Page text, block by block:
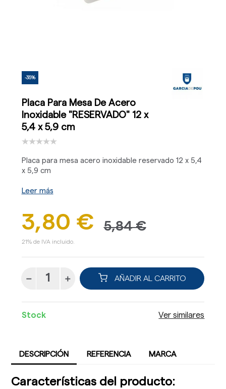
-35%
Placa Para Mesa De Acero
Inoxidable "RESERVADO" 12 x
5,4 x 5,9 cm
Placa para mesa acero inoxidable reservado 12 x 5,4
x 5,9 cm
Leer más
3,80 € 5,84 €
21% de IVA incluido.
AÑADIR AL CARRITO
Stock Ver similares
DESCRIPCIÓN REFERENCIA MARCA
Características del producto: